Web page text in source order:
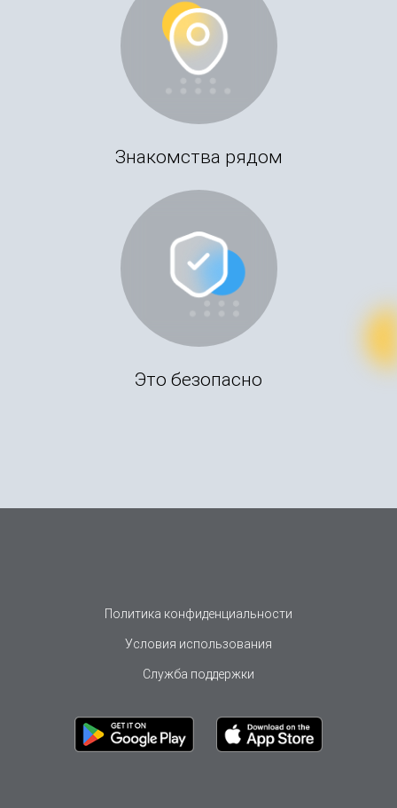
Знакомства рядом
Это безопасно
Политика конфиденциальности
Условия использования
Служба поддержки